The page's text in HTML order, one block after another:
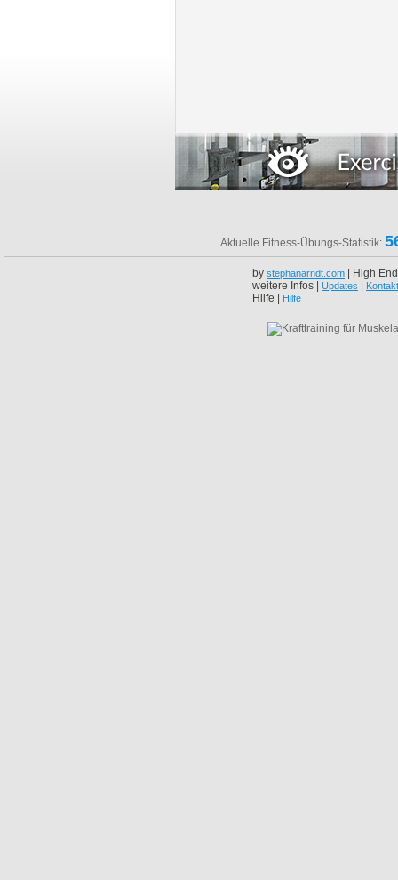
Aktuelle Fitness-Übungs-Statistik:
by stephanarndt.com | High
weitere Infos | Updates Kontakt
Hilfe | Hilfe